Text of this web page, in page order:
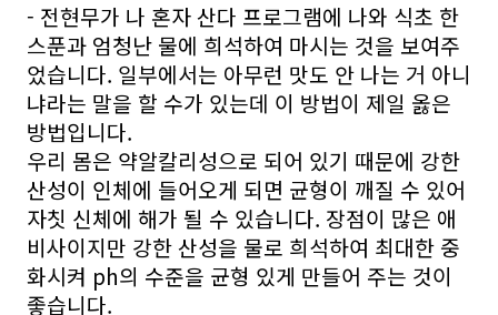
- 전현무가 나 혼자 산다 프로그램에 나와 식초 한
스푼과 엄청난 물에 희석하여 마시는 것을 보여주
었습니다. 일부에서는 아무런 맛도 안 나는 거 아니
냐라는 말을 할 수가 있는데 이 방법이 제일 옳은
방법입니다.
우리 몸은 약알칼리성으로 되어 있기 때문에 강한
산성이 인체에 들어오게 되면 균형이 깨질 수 있어
자칫 신체에 해가 될 수 있습니다. 장점이 많은 애
비사이지만 강한 산성을 물로 희석하여 최대한 중
화시켜 ph의 수준을 균형 있게 만들어 주는 것이
좋습니다.